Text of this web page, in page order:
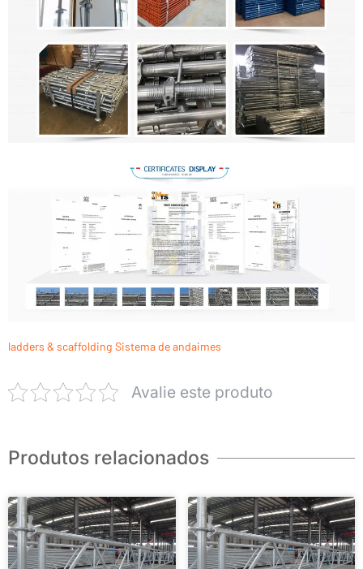
ladders & scaffolding Sistema de andaimes
Avalie este produto
Produtos relacionados